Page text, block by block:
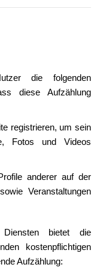
die folgenden
diese Aufzählung
registrieren, um sein
Fotos und Videos
anderer auf der
Veranstaltungen
bietet die
kostenpflichtigen
Aufzählung: